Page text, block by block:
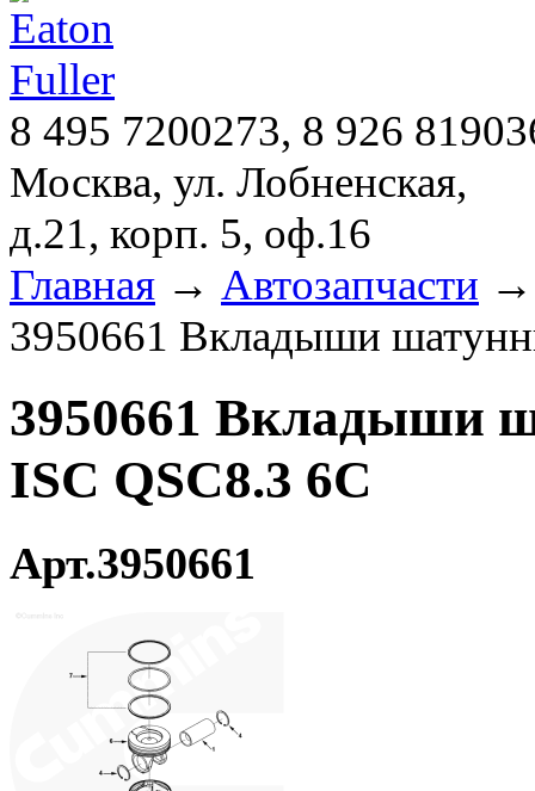
8 495 7200273, 8 926
Москва, ул. Лобненская,
д.21, корп. 5, оф.16
Главная → Автозапчасти
3950661 Вкладыши
3950661 Вкладыши
ISC QSC8.3 6C
Арт.3950661